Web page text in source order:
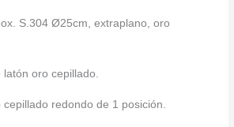
S.304 Ø25cm, extraplano, oro
oro cepillado.
redondo de 1 posición.